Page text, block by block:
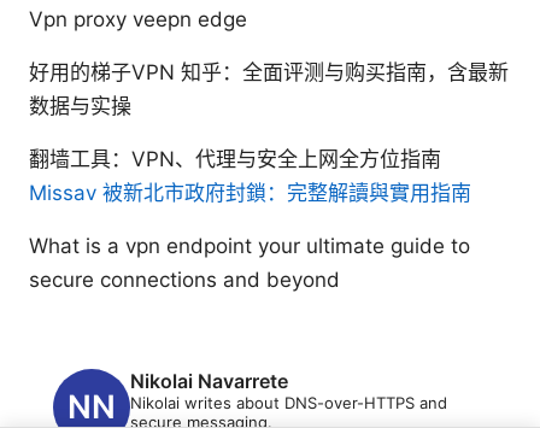
Vpn proxy veepn edge
好用的梯子VPN 知乎：全面评测与购买指南，含最新
数据与实操
翻墙工具：VPN、代理与安全上网全方位指南
Missav 被新北市政府封鎖：完整解讀與實用指南
What is a vpn endpoint your ultimate guide to
secure connections and beyond
Nikolai Navarrete
Nikolai writes about DNS-over-HTTPS and
secure messaging.